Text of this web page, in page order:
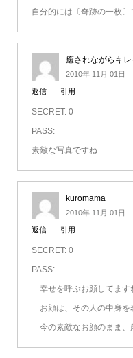
自分的には〔奇跡の一枚〕
癒されながらキ
2010年 11月 01日
返信 引用
SECRET: 0
PASS:
素敵な写真ですね
kuromama
2010年 11月 01日
返信 引用
SECRET: 0
PASS:
幸せを呼ぶお顔してます
お顔は、その人の中身を
今の素敵なお顔のまま、